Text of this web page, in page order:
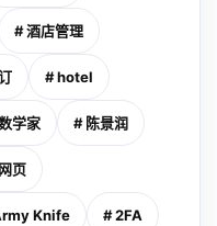
# 酒店管理
# hotel
学家 # 陈景润
页
Knife # 2FA